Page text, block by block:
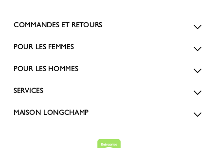
COMMANDES ET RETOURS
POUR LES FEMMES
POUR LES HOMMES
SERVICES
MAISON LONGCHAMP